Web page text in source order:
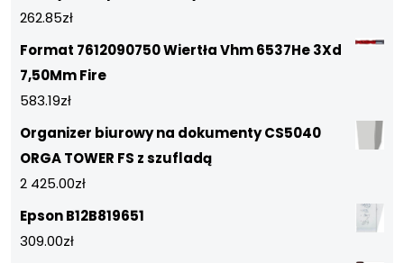
262.85zł
Format 7612090750 Wiertła Vhm 6537He 3Xd
7,50Mm Fire
583.19zł
Organizer biurowy na dokumenty CS5040
ORGA TOWER FS z szufladą
2 425.00zł
Epson B12B819651
309.00zł